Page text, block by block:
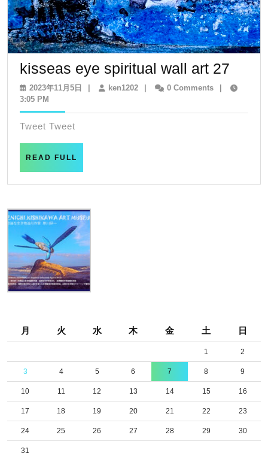
kisseas eye spiritual wall art 27
eye
2023年11月5日
2023
日
ken1202ken12020 Comments
3:05 PM
Tweet Tweet
READ FULL
月 火 水 木 金 土 日
1 2
3 4 5 6 7 8 9
10 11 12 13 14 15 16
17 18 19 20 21 22 23
24 25 26 27 28 29 30
31